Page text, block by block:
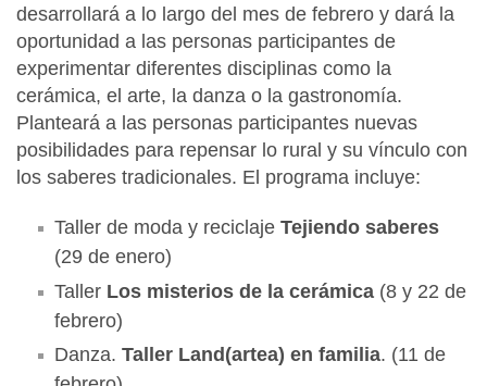
desarrollará a lo largo del mes de febrero y dará la
oportunidad a las personas participantes de
experimentar diferentes disciplinas como la
cerámica, el arte, la danza o la gastronomía.
Planteará a las personas participantes nuevas
posibilidades para repensar lo rural y su vínculo con
los saberes tradicionales. El programa incluye:
Taller de moda y reciclaje Tejiendo saberes
(29 de enero)
Taller Los misterios de la cerámica (8 y 22 de
febrero)
Danza. Taller Land(artea) en familia. (11 de